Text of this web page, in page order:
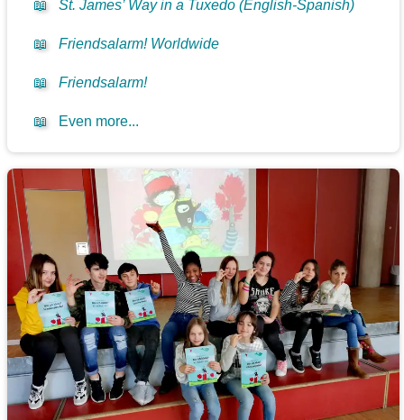
📖 St. James’ Way in a Tuxedo (English-Spanish)
📖 Friendsalarm! Worldwide
📖 Friendsalarm!
📖 Even more...